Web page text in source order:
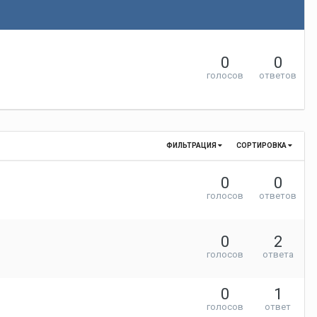
0
голосов
0
ответов
СОРТИРОВКА
ФИЛЬТРАЦИЯ
0
голосов
0
ответов
0
голосов
2
ответа
0
голосов
1
ответ